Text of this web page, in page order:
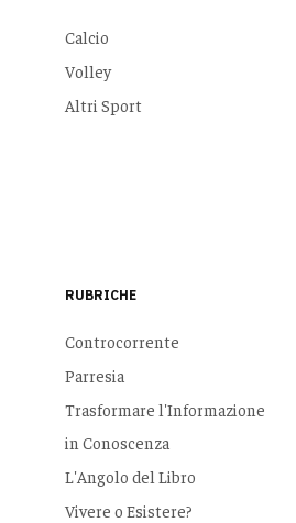
Calcio
Volley
Altri Sport
RUBRICHE
Controcorrente
Parresia
Trasformare l'Informazione
in Conoscenza
L'Angolo del Libro
Vivere o Esistere?